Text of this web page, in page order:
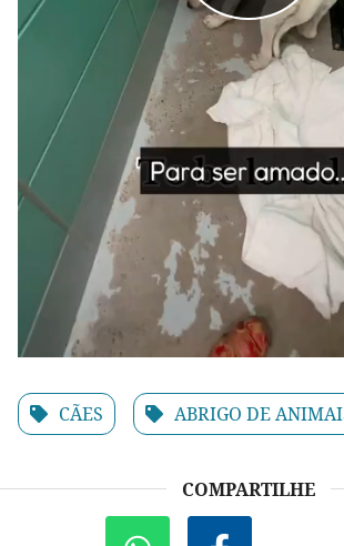
CÃES ABRIGO DE
COMPARTILHE